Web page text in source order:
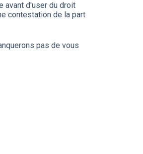
avant d'user du droit
contestation de la part
pas de vous